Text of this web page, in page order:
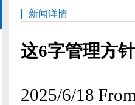
新闻详情
这6字管理方
2025/6/18